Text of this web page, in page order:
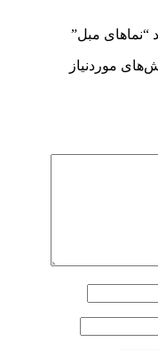
“نماهای مبل”
موردنیاز